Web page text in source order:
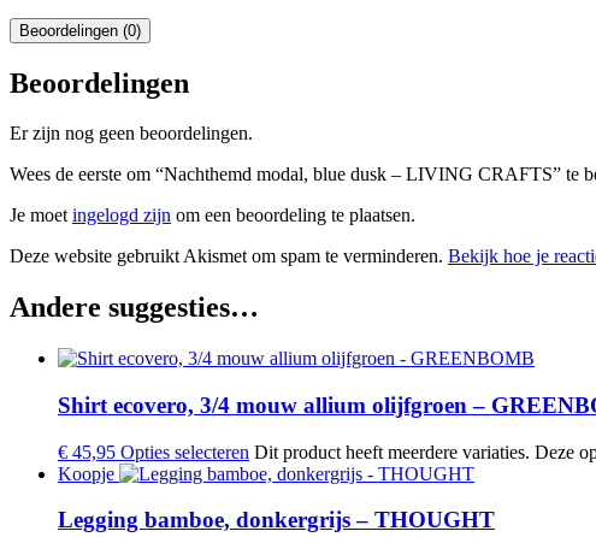
Beoordelingen (0)
Beoordelingen
Er zijn nog geen beoordelingen.
Wees de eerste om “Nachthemd modal, blue dusk – LIVING CRAFTS” te
Je moetingelogd zijn om een beoordeling te plaatsen.
Deze website gebruikt Akismet om spam te verminderen. Bekijk hoe je
Andere suggesties…
Shirt ecovero, 3/4 mouw allium olijfgroen –
€ 45,95 Opties selecteren Dit product heeft meerdere variaties. Deze
Koopje
Legging bamboe, donkergrijs – THOUGHT